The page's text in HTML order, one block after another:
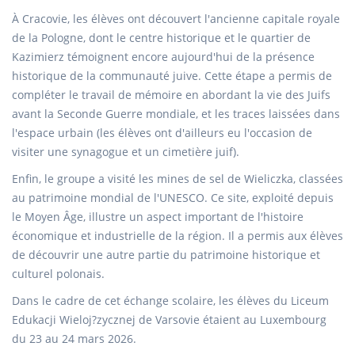
À Cracovie, les élèves ont découvert l'ancienne capitale royale
de la Pologne, dont le centre historique et le quartier de
Kazimierz témoignent encore aujourd'hui de la présence
historique de la communauté juive. Cette étape a permis de
compléter le travail de mémoire en abordant la vie des Juifs
avant la Seconde Guerre mondiale, et les traces laissées dans
l'espace urbain (les élèves ont d'ailleurs eu l'occasion de
visiter une synagogue et un cimetière juif).
Enfin, le groupe a visité les mines de sel de Wieliczka, classées
au patrimoine mondial de l'UNESCO. Ce site, exploité depuis
le Moyen Âge, illustre un aspect important de l'histoire
économique et industrielle de la région. Il a permis aux élèves
de découvrir une autre partie du patrimoine historique et
culturel polonais.
Dans le cadre de cet échange scolaire, les élèves du Liceum
Edukacji Wieloj?zycznej de Varsovie étaient au Luxembourg
du 23 au 24 mars 2026.